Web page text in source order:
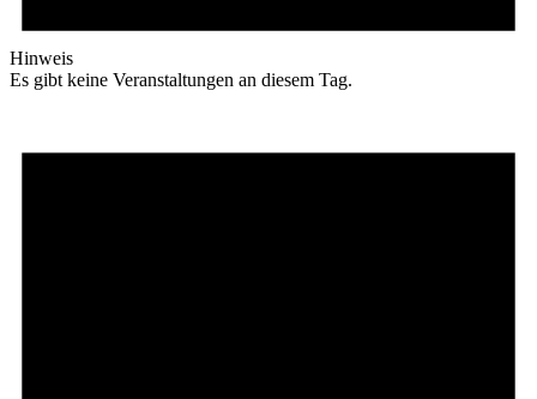
Hinweis
Es gibt keine Veranstaltungen an diesem Tag.